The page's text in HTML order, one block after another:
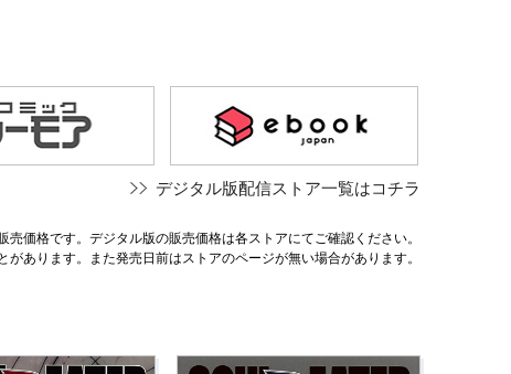
デジタル版配信ストア一覧はコチラ
売価格です。デジタル版の販売価格は各ストアにてご確認ください。
あります。また発売日前はストアのページが無い場合があります。